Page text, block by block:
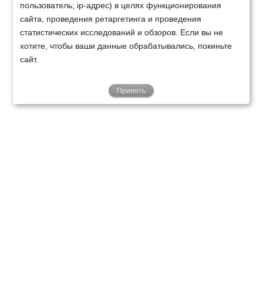
пользователь; ip-адрес) в целях функционирования
сайта, проведения ретаргетинга и проведения
статистических исследований и обзоров. Если вы не
хотите, чтобы ваши данные обрабатывались, покиньте
сайт.
Принять